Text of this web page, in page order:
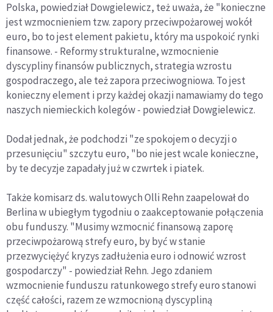
Polska, powiedział Dowgielewicz, też uważa, że "konieczne
jest wzmocnieniem tzw. zapory przeciwpożarowej wokół
euro, bo to jest element pakietu, który ma uspokoić rynki
finansowe. - Reformy strukturalne, wzmocnienie
dyscypliny finansów publicznych, strategia wzrostu
gospodraczego, ale też zapora przeciwogniowa. To jest
konieczny element i przy każdej okazji namawiamy do tego
naszych niemieckich kolegów - powiedział Dowgielewicz.
Dodał jednak, że podchodzi "ze spokojem o decyzji o
przesunięciu" szczytu euro, "bo nie jest wcale konieczne,
by te decyzje zapadały już w czwrtek i piatek.
Także komisarz ds. walutowych Olli Rehn zaapelował do
Berlina w ubiegłym tygodniu o zaakceptowanie połączenia
obu funduszy. "Musimy wzmocnić finansową zaporę
przeciwpożarową strefy euro, by być w stanie
przezwyciężyć kryzys zadłużenia euro i odnowić wzrost
gospodarczy" - powiedział Rehn. Jego zdaniem
wzmocnienie funduszu ratunkowego strefy euro stanowi
część całości, razem ze wzmocnioną dyscypliną